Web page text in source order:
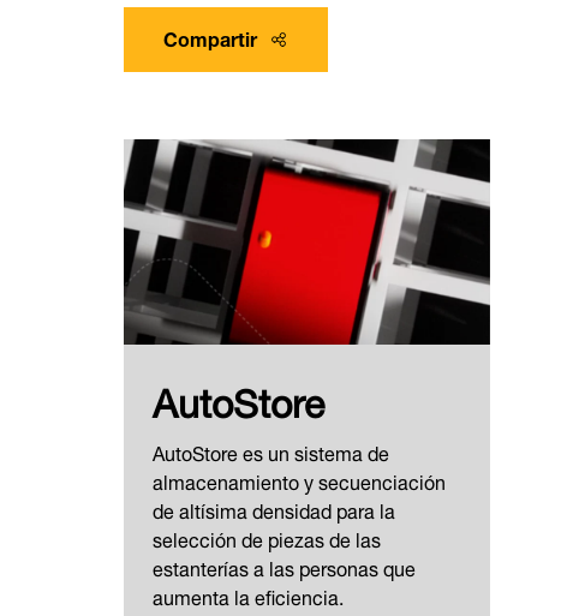
Compartir
AutoStore
AutoStore es un sistema de
almacenamiento y secuenciación
de altísima densidad para la
selección de piezas de las
estanterías a las personas que
aumenta la eficiencia.